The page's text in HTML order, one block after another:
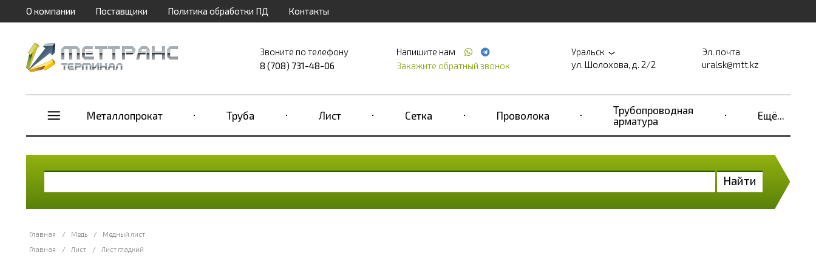
О компании Поставщики Политика обработки ПД Контакты
Звоните по телефону
8 (708) 731-48-06
Напишите нам
Закажите обратный звонок
Уральск
ул. Шолохова, д. 2/2
Эл. почта
uralsk@mtt.kz
Металлопрокат Труба Лист Сетка Проволока
Трубопроводная
арматура
Ещё...
Найти
Главная / Медь /
Медный лист
Главная
/ Лист / Лист гладкий